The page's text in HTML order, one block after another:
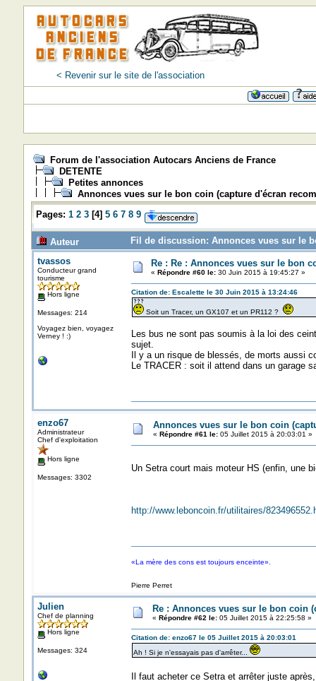
< Revenir sur le site de l'association
Forum de l'association Autocars Anciens de France
DETENTE
Petites annonces
Annonces vues sur le bon coin (capture d'écran
Pages: 1 2 3[4] 5 6 7 8 9
Auteur
Fil de discussion: Annonces vues sur le
tvassos
Conducteur grand
tourisme
Hors ligne
Messages: 214
Voyagez bien, voyagez
Verney ! :)
Re : Re : Annonces vues sur le bon
« Répondre #60 le:30 Juin 2015 à 19:45:27 »
Citation de: Escalette le 30 Juin 2015 à 13:24:46
Soit un Tracer, un GX107 et un PR112 ?
Les bus ne sont pas soumis à la loi des
sujet.
Il y a un risque de blessés, de morts aussi
Le TRACER : soit il attend dans un garage
enzo67
Administrateur
Chef d'exploitation
Hors ligne
Messages: 3302
Annonces vues sur le bon coin
« Répondre #61 le:05 Juillet 2015 à 20:03:01 »
Un Setra court mais moteur HS (enfin, une
http://www.leboncoin.fr/utilitaires/
«La mère des cons est toujours enceinte».
Pierre Perret
Julien
Chef de planning
Hors ligne
Messages: 324
Re : Annonces vues sur le bon coin
« Répondre #62 le:05 Juillet 2015 à 22:25:58 »
Citation de: enzo67 le 05 Juillet 2015 à 20:03:01
Ah ! Si je n'essayais pas d'arrêter...
Il faut acheter ce Setra et arrêter juste